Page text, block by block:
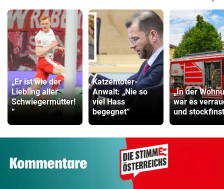
„Er ist wie der
Liebling aller
Schwiegermütter!
“
Katzentöter-
Anwalt: „Nie so
viel Hass
begegnet“
„In der
war es
und